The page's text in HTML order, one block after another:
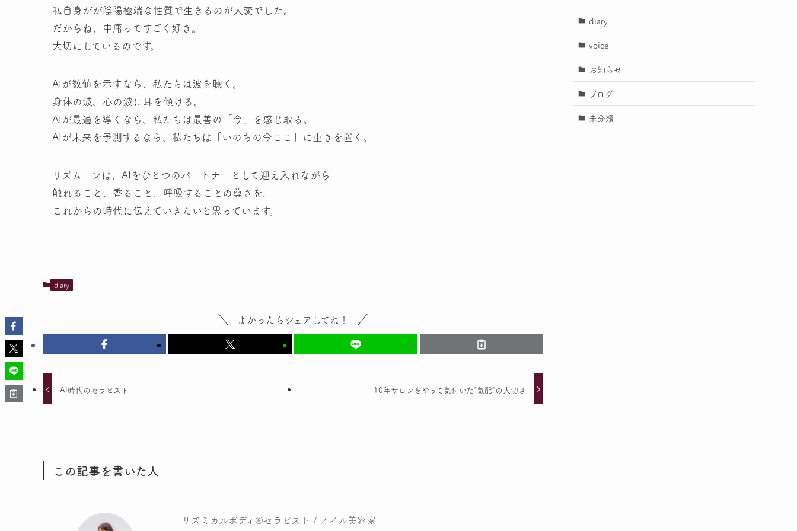
私自身がが陰陽極端な性質で生きるのが大変でした。
だからね、中庸ってすごく好き。
大切にしているのです。
AIが数値を示すなら、私たちは波を聴く。
身体の波、心の波に耳を傾ける。
AIが最適を導くなら、私たちは最善の「今」を感じ取る。
AIが未来を予測するなら、私たちは「いのちの今ここ」に重きを置く。
リズムーンは、AIをひとつのパートナーとして迎え入れながら
触れること、香ること、呼吸することの尊さを、
これからの時代に伝えていきたいと思っています。
diary
よかったらシェアしてね！
AI時代のセラピスト 10年サロンをやって気付いた“気配”の大切さ
この記事を書いた人
リズミカルボディ®セラピスト / オイル美容家
diary
voice
お知らせ
ブログ
未分類